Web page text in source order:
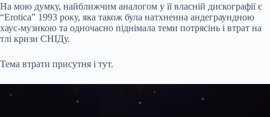
На мою думку, найближчим аналогом у її власній дискографії є
“Erotica” 1993 року, яка також була натхненна андеграундною
хаус-музикою та одночасно піднімала теми потрясінь і втрат на
тлі кризи СНІДу.
Тема втрати присутня і тут.